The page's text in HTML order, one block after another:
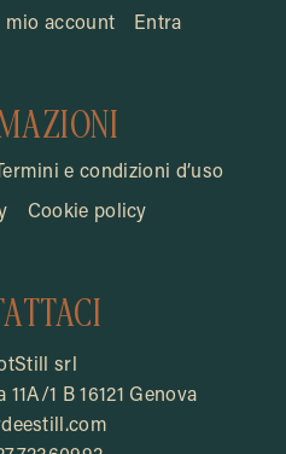
Il mio account Entra
Termini e condizioni d’uso
Cookie policy
srl
1 B 16121 Genova